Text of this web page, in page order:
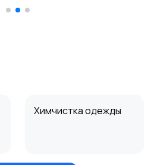
Химчистка одежды